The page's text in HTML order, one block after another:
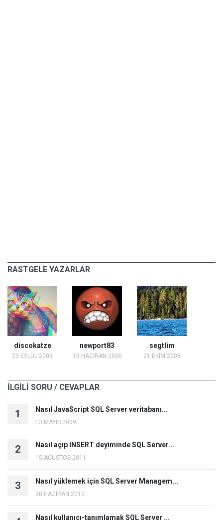
RASTGELE YAZARLAR
discokatze
23 EYLÜL 2009
newport83
19 HAZİRAN 2006
segtlim
21 EKİM 2008
İLGİLİ SORU / CEVAPLAR
1 Nasıl JavaScript SQL Server veritabanı...
13 MAYIS 2009
2 Nasıl açıp INSERT deyiminde SQL Server...
15 AĞUSTOS 2011
3 Nasıl yüklemek için SQL Server Managem...
30 HAZİRAN 2012
Nasıl kullanıcı-tanımlamak SQL Server ...